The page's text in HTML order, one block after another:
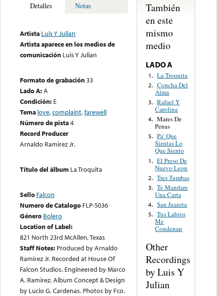
Detalles Notas
Artista Luis Y Julian
Artista aparece en los medios de
comunicación Luis Y Julian
Formato de grabación33
Lado A:A
Condición: E
Tema love,complaint,farewell
Número de pista4
Record Producer
Arnaldo Ramirez Jr.
Título del álbum La Troquita
Sello Falcon
Numero de Catalogo FLP-5036
Género Bolero
Location of Label:
821 North 23rd McAllen, Texas
Staff Notes: Produced by Arnaldo
Ramirez Jr. Recorded at House Of
Falcon Studios. Engineered by Marco
A. Ramirez. Album Concept & Design
by Lucio G. Cardenas. Photos by Fco.
También
en este
mismo
medio
LADO A
1. La Troquita
2. Concha Del
Alma
3. Rafael Y
Carolina
4. Mares De
Penas
5. Pa’ Que
Sientas Lo
Que Siento
1. El Preso De
Nuevo Leon
2. Tres Tumbas
3. Te Mandare
Una Carta
4. San Juanita
5. Tus Labios
Me
Condenan
Other
Recordings
by Luis Y
Julian